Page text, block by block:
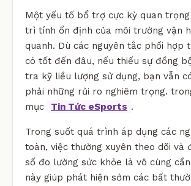
Một yếu tố bổ trợ cực kỳ quan
trì tính ổn định của môi trường vận
quanh. Dù các nguyên tắc phối hợp
có tốt đến đâu, nếu thiếu sự đồng
tra kỹ liều lượng sử dụng, bạn vẫn
phải những rủi ro nghiêm trọng.
mục
Tin Tức eSports .
Trong suốt quá trình áp dụng các
toàn, việc thường xuyên theo dõi và
số đo lường sức khỏe là vô cùng
này giúp phát hiện sớm các bất